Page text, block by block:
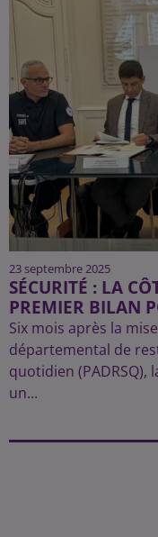
23 septembre 2025
SÉCURITÉ : LA
PREMIER BILAN
Six mois après la
départemental de
quotidien (PADRSQ),
un...